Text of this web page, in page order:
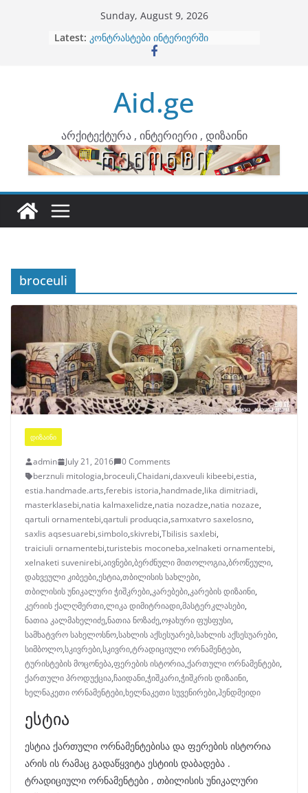
Sunday, August 9, 2026
Latest: ბინების გაერთიანება
კონტრასტები ინტერიერში
ინტერიერის დიზიანი
არტემიდი წარმოგიდგენთ
Aid.ge
არქიტექტურა , ინტერიერი , დიზაინი
broceuli
ᲓᲘᲖᲐᲘᲜᲘ
admin July 21, 2016
0 Comments
berznuli mitologia,broceuli,Chaidani,daxveuli kibeebi,estia,
estia.handmade.arts,ferebis istoria,handmade,lika dimitriadi,
masterklasebi,natia kalmaxelidze,natia nozadze,natia nozaze,
qartuli ornamentebi,qartuli produqcia,samxatvro saxelosno,
saxlis aqsesuarebi,simbolo,skivrebi,Tbilisis saxlebi,
traiciuli ornamentebi,turistebis moconeba,xelnaketi ornamentebi,
xelnaketi suvenirebi,აივნები,ბერძნული მითოლოგია,ბროწეული,
დახვეული კიბეები,ესტია,თბილისის სახლები,
თბილისის უნიკალური ჭიშკრები,კარებები,კარების დიზაინი,
კერიის ქალღმერთი,ლიკა დიმიტრიადი,მასტერკლასები,
ნათია კალმახელიძე,ნათია ნოზაძე,ოჯახური ფუსფუსი,
სამხატვრო სახელოსნო,სახლის აქსესუარებ,სახლის აქსესუარები,
სიმბოლო,სკივრები,სკივრი,ტრადიციული ორნამენტები,
ტურისტების მოცონება,ფერების ისტორია,ქართული ორნამენტები,
ქართული პროდუქცია,ჩაიდანი,ჭიშკარი,ჭიშკრის დიზაინი,
ხელნაკეთი ორნამენტები,ხელნაკეთი სუვენირები,ჰენდმეიდი
ესტია
ესტია ქართული ორნამენტებისა და ფერების ისტორია
არის ის რამაც გადაწყვიტა ესტიის დაბადება .
ტრადიციული ორნამენტები , თბილისის უნიკალური